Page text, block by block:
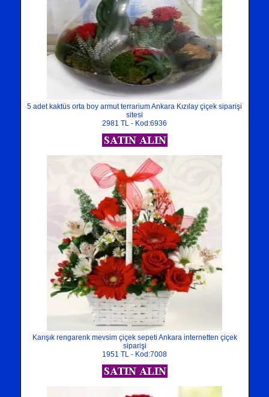
5 adet kaktüs orta boy armut terrarium Ankara Kızılay çiçek siparişi
sitesi
2981 TL - Kod:6936
Karışık rengarenk mevsim çiçek sepeti Ankara internetten çiçek
siparişi
1951 TL - Kod:7008